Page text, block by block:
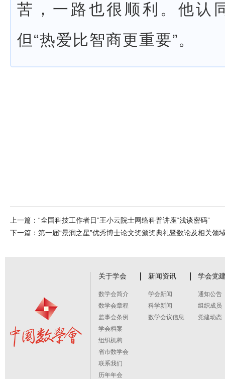
苦，一路也很顺利。他认
但“热爱比智商更重要”。
上一篇： “全国科技工作者日”王小云院士网络科普讲座“浅谈密码”
下一篇： 第一届“景润之星”优秀博士论文奖颁奖典礼暨数论及相关领
关于学会
数学会简介
数学会章程
监事会条例
学会档案
组织机构
省市数学会
联系我们
历年年会
新闻资讯
学会新闻
科学新闻
数学会议信息
学会党
通知公告
组织成员
党建动态